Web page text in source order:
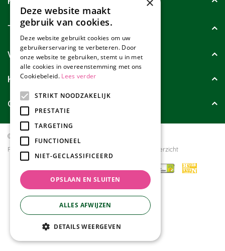
Tuincollectie
Wie zijn wij?
Klanten geven ons
Contact
© Tuincollectie.nl
Privacy policy
Tuincentrum Overzicht
Deze website maakt
gebruik van cookies.
Deze website gebruikt cookies om uw
gebruikerservaring te verbeteren. Door
onze website te gebruiken, stemt u in met
alle cookies in overeenstemming met ons
Cookiebeleid. Lees verder
STRIKT NOODZAKELIJK
PRESTATIE
TARGETING
FUNCTIONEEL
NIET-GECLASSIFICEERD
OPSLAAN EN SLUITEN
ALLES AFWIJZEN
DETAILS WEERGEVEN